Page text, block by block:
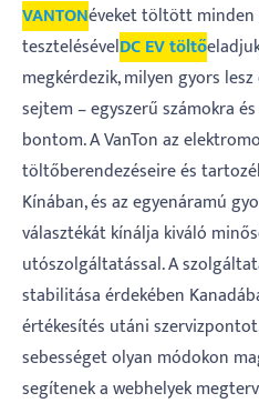
VANTONéveket töltött minden
tesztelésévelDC EV töltő
megkérdezik, milyen gyors
sejtem – egyszerű számokra
bontom. A VanTon az
töltőberendezéseire és
Kínában, és az egyenáramú
választékát kínálja kiváló
utószolgáltatással. A
stabilitása érdekében
értékesítés utáni
sebességet olyan módokon
segítenek a webhelyek